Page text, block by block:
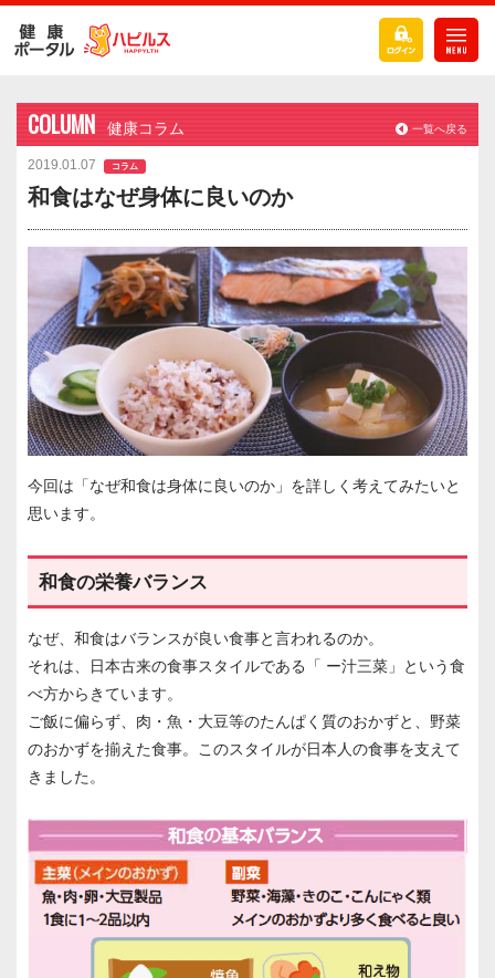
COLUMN 健康コラム 一覧へ戻る
2019.01.07 コラム
和食はなぜ身体に良いのか
今回は「なぜ和食は身体に良いのか」を詳しく考えてみたいと
思います。
和食の栄養バランス
なぜ、和食はバランスが良い食事と言われるのか。
それは、日本古来の食事スタイルである「 ー汁三菜」という食
べ方からきています。
ご飯に偏らず、肉・魚・大豆等のたんぱく質のおかずと、野菜
のおかずを揃えた食事。このスタイルが日本人の食事を支えて
きました。